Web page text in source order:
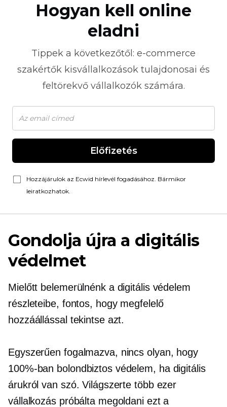
Hogyan kell online
eladni
Tippek a következőtől: e-commerce
szakértők kisvállalkozások tulajdonosai és
feltörekvő vállalkozók számára.
Előfizetés
Hozzájárulok az Ecwid hírlevél fogadásához. Bármikor
leiratkozhatok.
Gondolja újra a digitális
védelmet
Mielőtt belemerülnénk a digitális védelem
részleteibe, fontos, hogy megfelelő
hozzáállással tekintse azt.
Egyszerűen fogalmazva, nincs olyan, hogy
100%-ban bolondbiztos védelem, ha digitális
árukról van szó. Világszerte több ezer
vállalkozás próbálta megoldani ezt a